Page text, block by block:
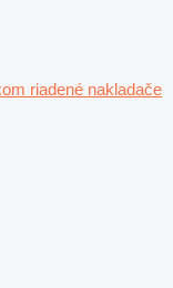
riadené nakladače